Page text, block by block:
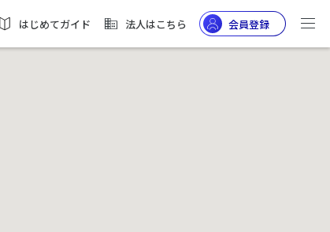
はじめてガイド 法人はこちら 会員登録